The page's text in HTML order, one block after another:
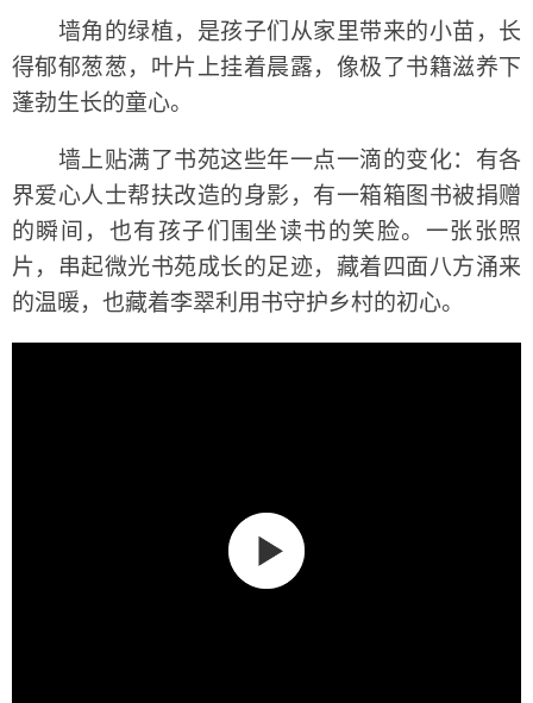
墙角的绿植，是孩子们从家里带来的小苗，长
得郁郁葱葱，叶片上挂着晨露，像极了书籍滋养下
蓬勃生长的童心。
墙上贴满了书苑这些年一点一滴的变化：有各
界爱心人士帮扶改造的身影，有一箱箱图书被捐赠
的瞬间，也有孩子们围坐读书的笑脸。一张张照
片，串起微光书苑成长的足迹，藏着四面八方涌来
的温暖，也藏着李翠利用书守护乡村的初心。